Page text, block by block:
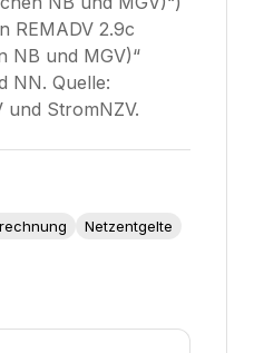
REMADV 2.9c
NB und MGV)“
NN. Quelle:
und StromNZV.
Netzentgelte